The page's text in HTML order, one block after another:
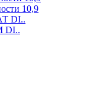
10,9
DI..
DI..